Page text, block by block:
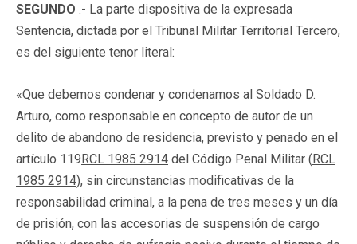
SEGUNDO .- La parte dispositiva de la expresada
Sentencia, dictada por el Tribunal Militar Territorial Tercero,
es del siguiente tenor literal:
«Que debemos condenar y condenamos al Soldado D.
Arturo, como responsable en concepto de autor de un
delito de abandono de residencia, previsto y penado en el
artículo 119RCL 1985 2914 del Código Penal Militar (RCL
1985 2914), sin circunstancias modificativas de la
responsabilidad criminal, a la pena de tres meses y un día
de prisión, con las accesorias de suspensión de cargo